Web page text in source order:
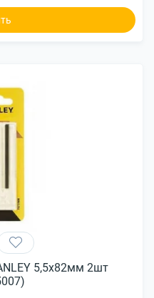
5,5x82мм 2шт